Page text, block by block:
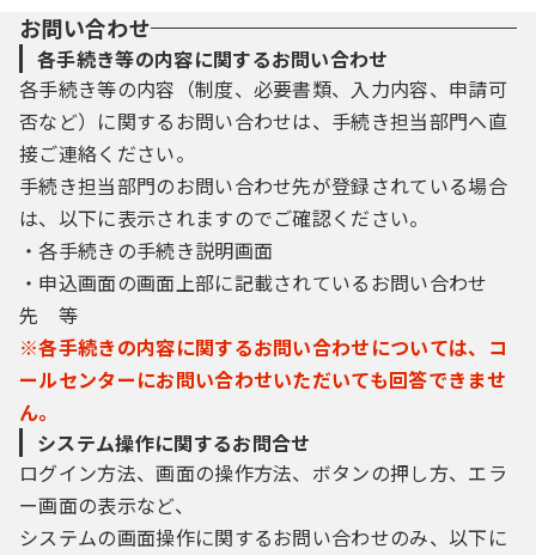
お問い合わせ
各手続き等の内容に関するお問い合わせ
各手続き等の内容（制度、必要書類、入力内容、申請可
否など）に関するお問い合わせは、手続き担当部門へ直
接ご連絡ください。
手続き担当部門のお問い合わせ先が登録されている場合
は、以下に表示されますのでご確認ください。
・各手続きの手続き説明画面
・申込画面の画面上部に記載されているお問い合わせ
先 等
※各手続きの内容に関するお問い合わせについては、コ
ールセンターにお問い合わせいただいても回答できませ
ん。
システム操作に関するお問合せ
ログイン方法、画面の操作方法、ボタンの押し方、エラ
ー画面の表示など、
システムの画面操作に関するお問い合わせのみ、以下に